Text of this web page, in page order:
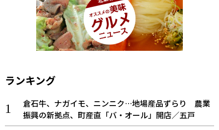
ランキング
倉石牛、ナガイモ、ニンニク…地場産品ずらり 農業
振興の新拠点、町産直「バ・オール」開店／五戸